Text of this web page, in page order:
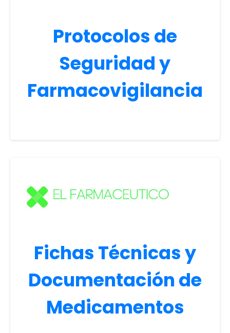
Protocolos de
Seguridad y
Farmacovigilancia
Fichas Técnicas y
Documentación de
Medicamentos